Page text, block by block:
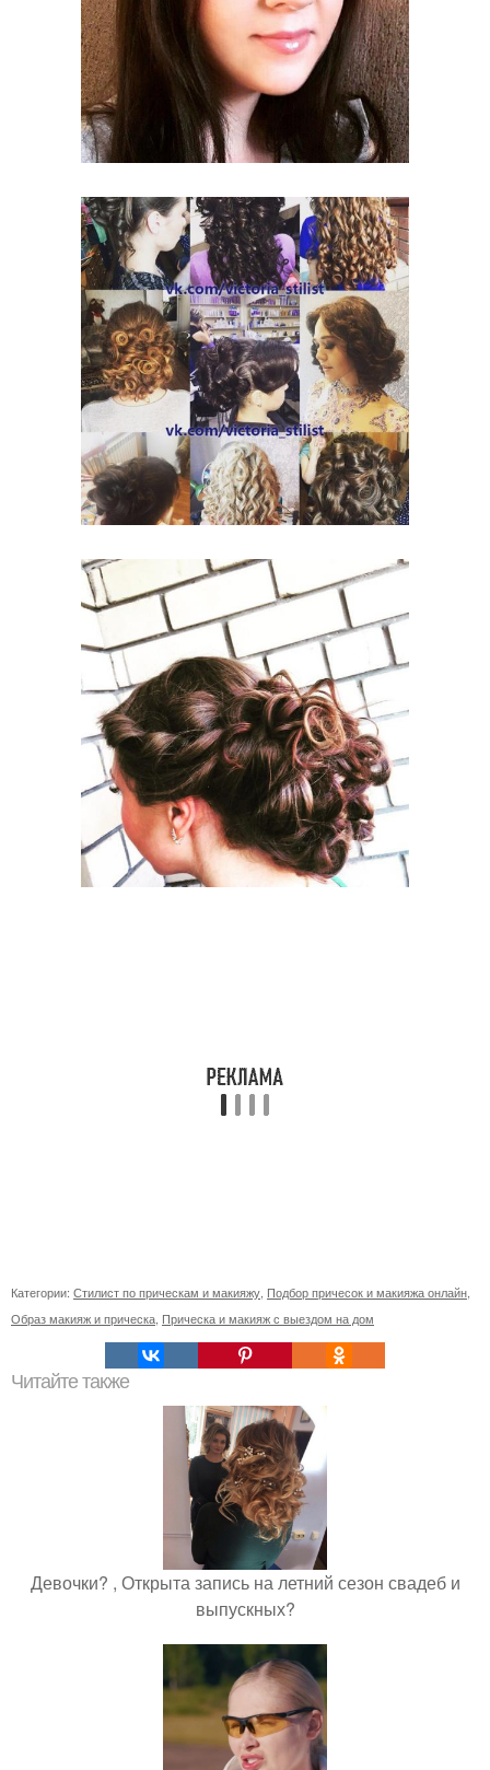
Категории: Стилист по прическам и макияжу Подбор причесок и макияжа онлайн
Образ макияж и прическа Прическа и макияж с выездом на дом
Читайте также
Девочки? , Открыта запись на летний сезон свадеб и
выпускных?